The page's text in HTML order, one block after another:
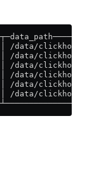
Memory
│ /
/data/